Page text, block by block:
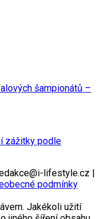
šampionátů –
zážitky podle
lifestyle.cz |
podmínky
Jakékoli užití